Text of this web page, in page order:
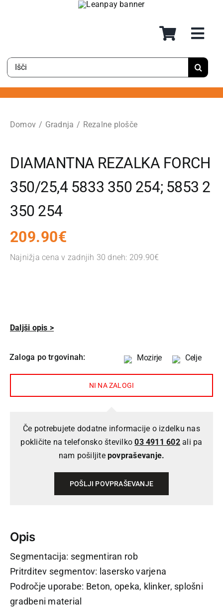
Rezultati
iskanja
za:
Domov Gradnja Rezalne plošče
DIAMANTNA REZALKA FORCH
350/25,4 5833 350 254; 5853 2
350 254
209.90€
Najnižja cena v zadnjih 30 dneh: 209.90€
Daljši opis >
Zaloga po trgovinah: Mozirje Celje
NI NA ZALOGI
Če potrebujete dodatne informacije o izdelku nas
pokličite na telefonsko številko03 4911 602ali pa
nam pošiljite povpraševanje.
POŠLJI POVPRAŠEVANJE
Opis
Segmentacija: segmentiran rob
Pritrditev segmentov: lasersko varjena
Področje uporabe: Beton, opeka, klinker, splošni
gradbeni material